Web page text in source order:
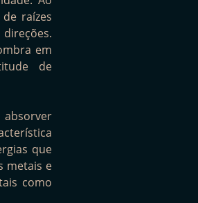
raízes
em
de
que
metais e
como